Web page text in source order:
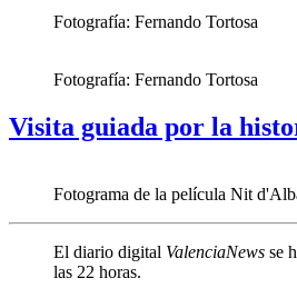
Fotografía: Fernando Tortosa
Fotografía: Fernando Tortosa
Visita guiada por la
Fotograma de la película Nit
El diario digital ValenciaNews se
las 22 horas.